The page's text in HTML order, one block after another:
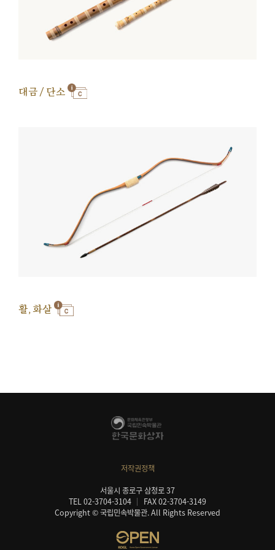
대금 / 단소
활, 화살
저작권정책
서울시 종로구 삼청로 37
TEL 02-3704-3104
FAX 02-3704-3149
Copyright © 국립민속박물관. All Rights Reserved